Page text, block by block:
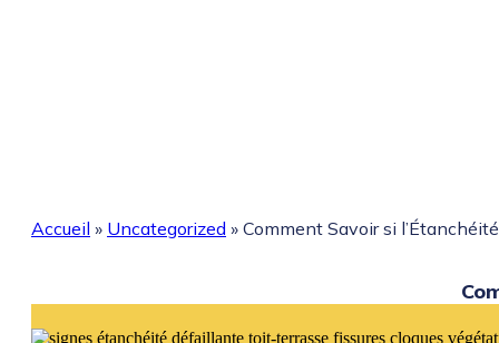
Accueil » Uncategorized » Comment Savoir si